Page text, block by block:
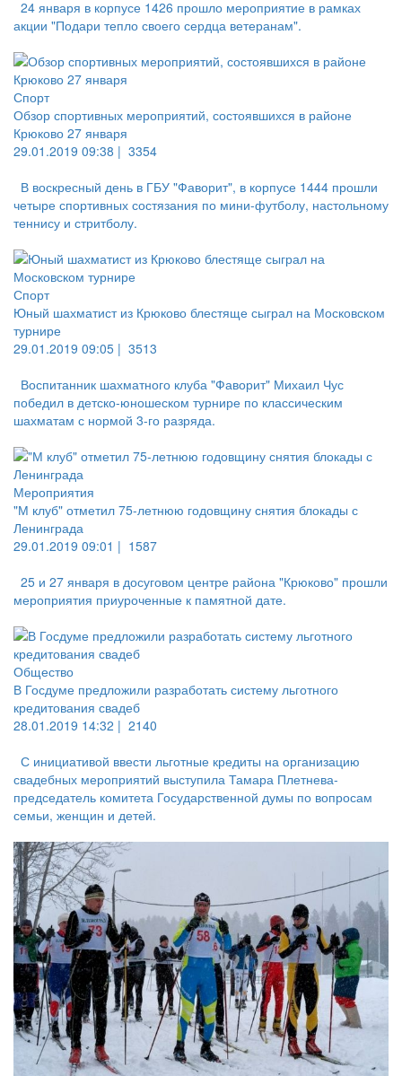
24 января в корпусе 1426 прошло мероприятие в рамках
акции "Подари тепло своего сердца ветеранам".
Спорт
Обзор спортивных мероприятий, состоявшихся в районе
Крюково 27 января
29.01.2019 09:38 | 3354
В воскресный день в ГБУ "Фаворит", в корпусе 1444 прошли
четыре спортивных состязания по мини-футболу, настольному
теннису и стритболу.
Спорт
Юный шахматист из Крюково блестяще сыграл на Московском
турнире
29.01.2019 09:05 | 3513
Воспитанник шахматного клуба "Фаворит" Михаил Чус
победил в детско-юношеском турнире по классическим
шахматам с нормой 3-го разряда.
Мероприятия
"М клуб" отметил 75-летнюю годовщину снятия блокады с
Ленинграда
29.01.2019 09:01 | 1587
25 и 27 января в досуговом центре района "Крюково" прошли
мероприятия приуроченные к памятной дате.
Общество
В Госдуме предложили разработать систему льготного
кредитования свадеб
28.01.2019 14:32 | 2140
С инициативой ввести льготные кредиты на организацию
свадебных мероприятий выступила Тамара Плетнева-
председатель комитета Государственной думы по вопросам
семьи, женщин и детей.